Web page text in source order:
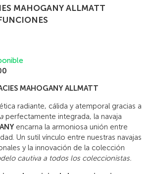
MAHOGANY ALLMATT
MAHOGANY ALLMATT
radiante, cálida y atemporal gracias a
perfectamente integrada, la navaja
encarna la armoniosa unión entre
Un sutil vínculo entre nuestras navajas
y la innovación de la colección
cautiva a todos los coleccionistas.